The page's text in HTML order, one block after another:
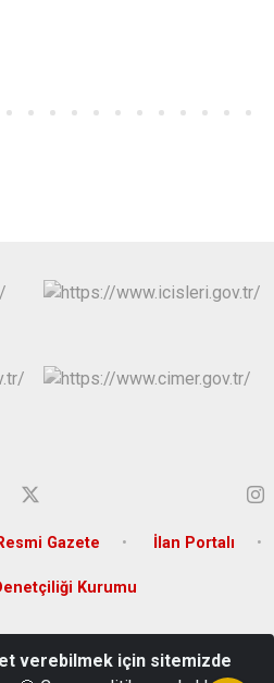
Gazete İlan Portalı
Kurumu
verebilmek için sitemizde